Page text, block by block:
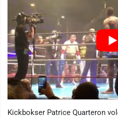
Kickbokser Patrice Quarteron